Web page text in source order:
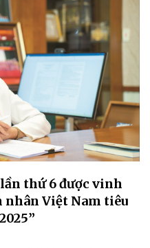
thứ 6 được vinh
nhân Việt Nam tiêu